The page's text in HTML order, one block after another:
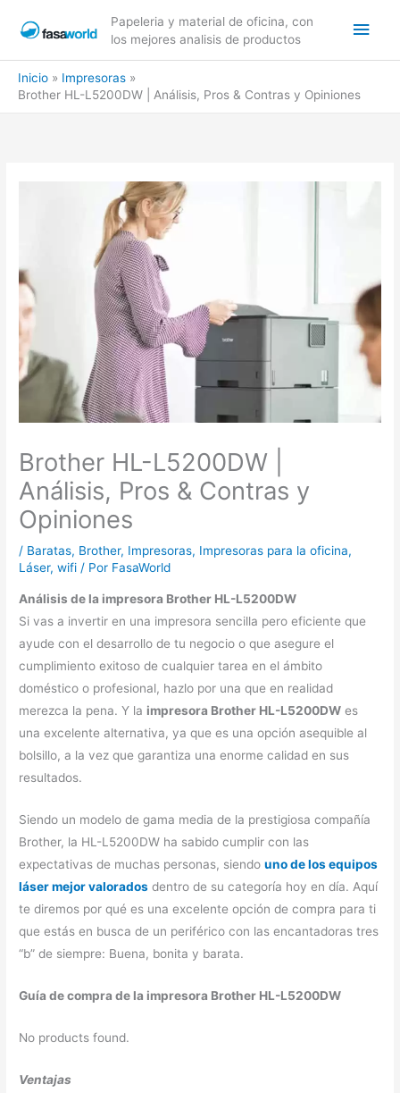
Papeleria y material de oficina, con
los mejores analisis de productos
Inicio
Impresoras
Brother HL-L5200DW | Análisis, Pros & Contras y Opiniones
Brother HL-L5200DW |
Análisis, Pros & Contras y
Opiniones
/ Baratas, Brother, Impresoras, Impresoras para la oficina,
Láser,wifi / Por FasaWorld
Análisis de la impresora Brother HL-L5200DW
Si vas a invertir en una impresora sencilla pero eficiente que
ayude con el desarrollo de tu negocio o que asegure el
cumplimiento exitoso de cualquier tarea en el ámbito
doméstico o profesional, hazlo por una que en realidad
merezca la pena. Y la impresora Brother HL-L5200DW es
una excelente alternativa, ya que es una opción asequible al
bolsillo, a la vez que garantiza una enorme calidad en sus
resultados.
Siendo un modelo de gama media de la prestigiosa compañía
Brother, la HL-L5200DW ha sabido cumplir con las
expectativas de muchas personas, siendouno de los equipos
láser mejor valorados dentro de su categoría hoy en día. Aquí
te diremos por qué es una excelente opción de compra para ti
que estás en busca de un periférico con las encantadoras tres
“b” de siempre: Buena, bonita y barata.
Guía de compra de la impresora Brother HL-L5200DW
No products found.
Ventajas